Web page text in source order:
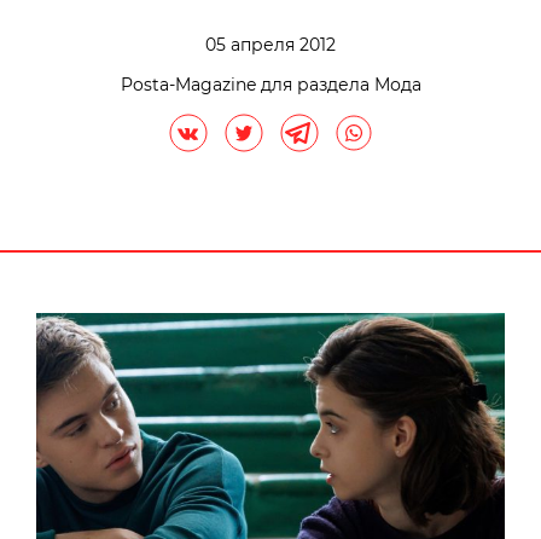
05 апреля 2012
Posta-Magazine для раздела Мода